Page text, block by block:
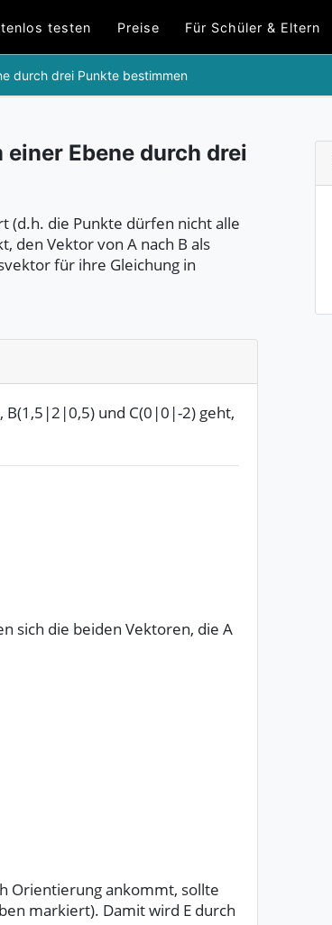
testen Preise Für Schüler & Eltern
durch drei Punkte bestimmen
Ebene durch drei
(d.h. die Punkte dürfen nicht alle
den Vektor von A nach B als
für ihre Gleichung in
B(1,5|2|0,5) und C(0|0|-2) geht,
sich die beiden Vektoren, die A
Orientierung ankommt, sollte
markiert). Damit wird E durch